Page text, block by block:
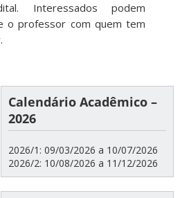
Interessados podem
o professor com quem tem
Calendário Acadêmico –
2026
2026/1: 09/03/2026 a 10/07/2026
2026/2: 10/08/2026 a 11/12/2026